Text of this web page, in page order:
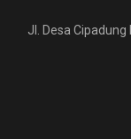
Jl. Desa Cipadung